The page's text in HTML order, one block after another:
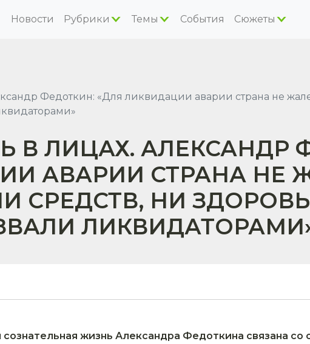
Новости Рубрики Темы События Сюжеты
Федоткин: «Для ликвидации аварии страна не
В ЛИЦАХ. АЛЕКСАНДР
АВАРИИ СТРАНА НЕ
СРЕДСТВ, НИ
сознательная жизнь Александра Федоткина связа­на